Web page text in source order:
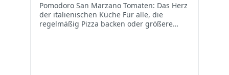
Pomodoro San Marzano Tomaten: Das Herz
der italienischen Küche Für alle, die
regelmäßig Pizza backen oder größere